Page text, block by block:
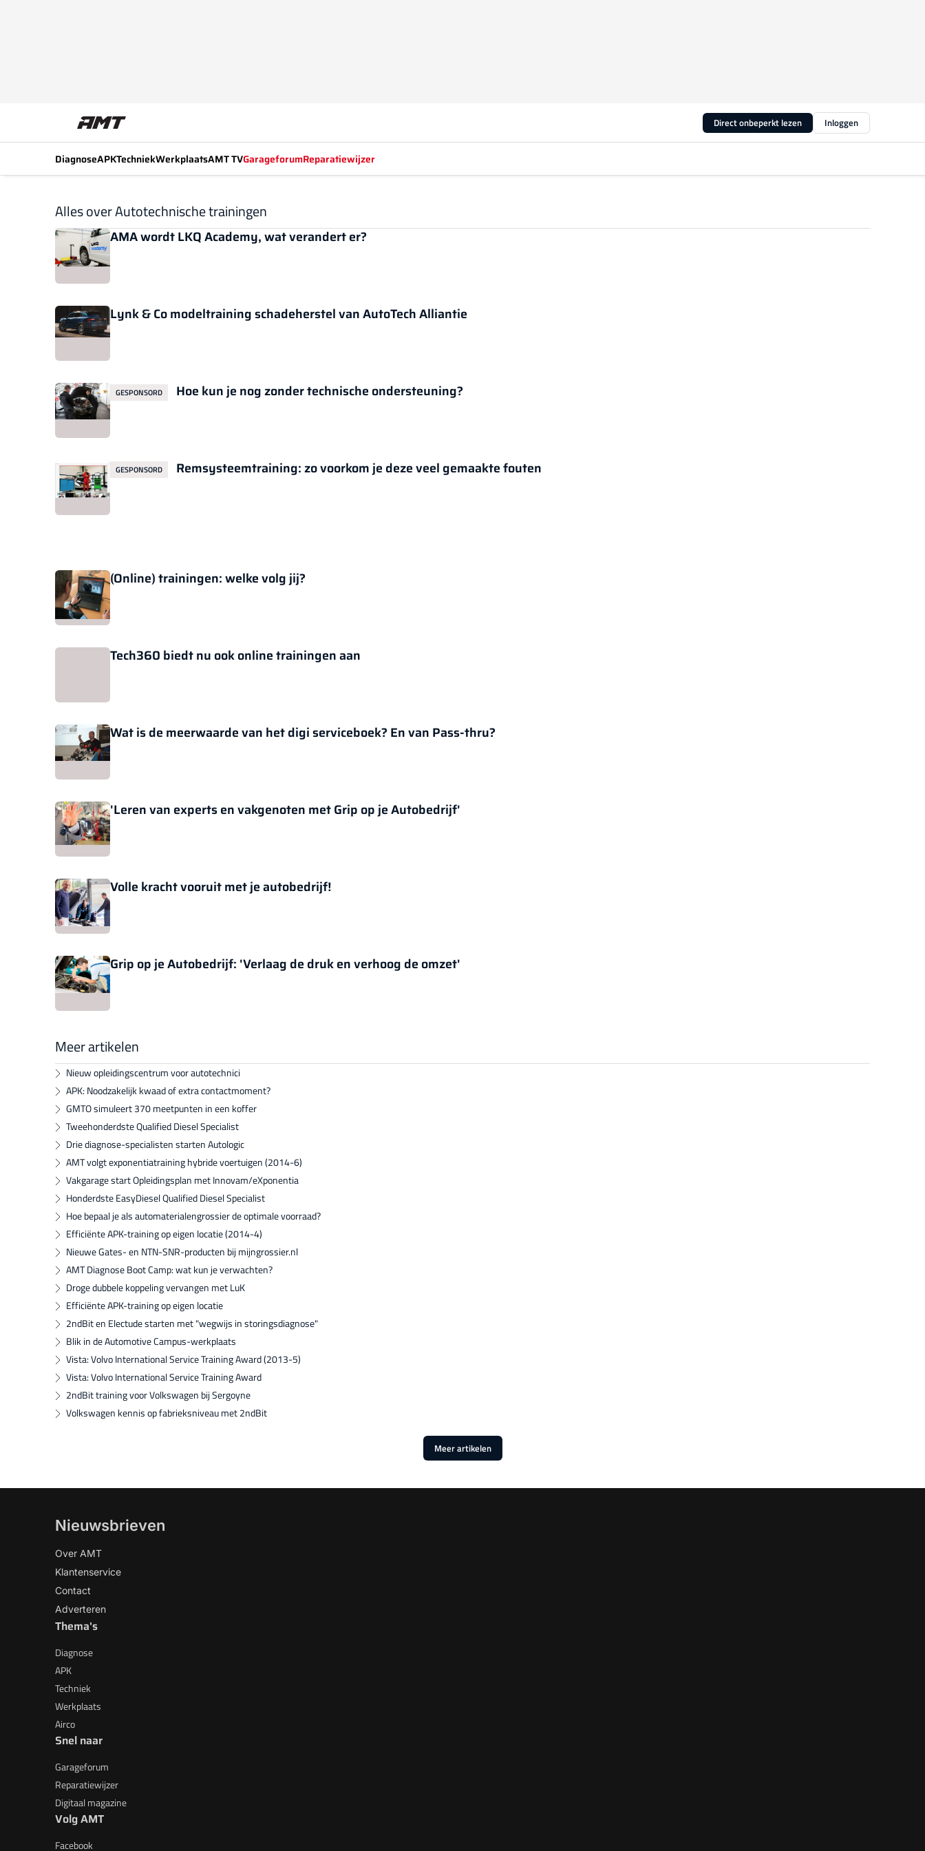
Direct onbeperkt lezen Inloggen
DiagnoseAPKTechniekWerkplaatsAMT TVGarageforumReparatiewijzer
Alles over Autotechnische trainingen
AMA wordt LKQ Academy, wat verandert er?
Lynk & Co modeltraining schadeherstel van AutoTech Alliantie
GESPONSORD Hoe kun je nog zonder technische ondersteuning?
GESPONSORD Remsysteemtraining: zo voorkom je deze veel gemaakte fouten
(Online) trainingen: welke volg jij?
Tech360 biedt nu ook online trainingen aan
Wat is de meerwaarde van het digi serviceboek? En van Pass-thru?
'Leren van experts en vakgenoten met Grip op je Autobedrijf'
Volle kracht vooruit met je autobedrijf!
Grip op je Autobedrijf: 'Verlaag de druk en verhoog de omzet'
Meer artikelen
Nieuw opleidingscentrum voor autotechnici
APK: Noodzakelijk kwaad of extra contactmoment?
GMTO simuleert 370 meetpunten in een koffer
Tweehonderdste Qualified Diesel Specialist
Drie diagnose-specialisten starten Autologic
AMT volgt exponentiatraining hybride voertuigen (2014-6)
Vakgarage start Opleidingsplan met Innovam/eXponentia
Honderdste EasyDiesel Qualified Diesel Specialist
Hoe bepaal je als automaterialengrossier de optimale voorraad?
Efficiënte APK-training op eigen locatie (2014-4)
Nieuwe Gates- en NTN-SNR-producten bij mijngrossier.nl
AMT Diagnose Boot Camp: wat kun je verwachten?
Droge dubbele koppeling vervangen met LuK
Efficiënte APK-training op eigen locatie
2ndBit en Electude starten met "wegwijs in storingsdiagnose"
Blik in de Automotive Campus-werkplaats
Vista: Volvo International Service Training Award (2013-5)
Vista: Volvo International Service Training Award
2ndBit training voor Volkswagen bij Sergoyne
Volkswagen kennis op fabrieksniveau met 2ndBit
Meer artikelen
Nieuwsbrieven
Over AMT
Klantenservice
Contact
Adverteren
Thema's
Diagnose
APK
Techniek
Werkplaats
Airco
Snel naar
Garageforum
Reparatiewijzer
Digitaal magazine
Volg AMT
Facebook